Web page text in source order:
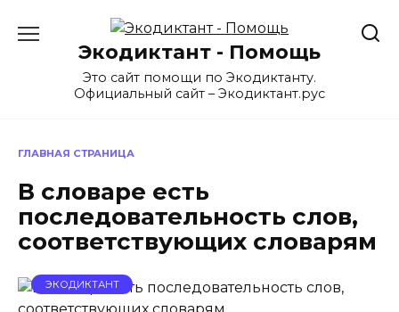
содержаниюЭкодиктант - Помощь
Это сайт помощи по Экодиктанту.
Официальный сайт – Экодиктант.рус
ГЛАВНАЯ СТРАНИЦА
В словаре есть
последовательность слов,
соответствующих словарям
ЭКОДИКТАНТ